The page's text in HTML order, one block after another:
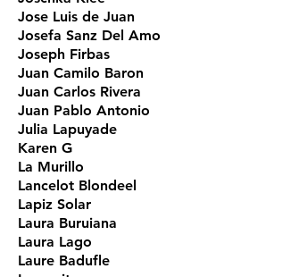
Jose Luis de Juan
Josefa Sanz Del Amo
Joseph Firbas
Juan Camilo Baron
Juan Carlos Rivera
Juan Pablo Antonio
Julia Lapuyade
Karen G
La Murillo
Lancelot Blondeel
Lapiz Solar
Laura Buruiana
Laura Lago
Laure Badufle